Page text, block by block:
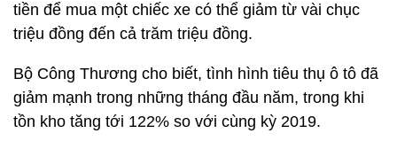
tiền để mua một chiếc xe có thể giảm từ vài chục
triệu đồng đến cả trăm triệu đồng.
Bộ Công Thương cho biết, tình hình tiêu thụ ô tô đã
giảm mạnh trong những tháng đầu năm, trong khi
tồn kho tăng tới 122% so với cùng kỳ 2019.